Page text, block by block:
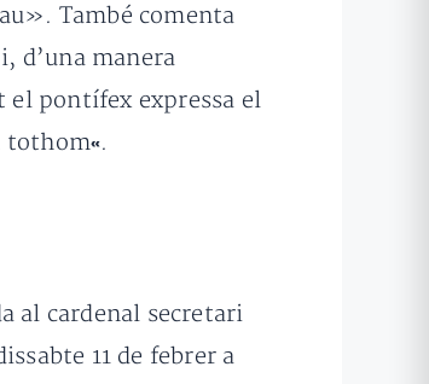
També comenta
i, d’una manera
el pontífex expressa el
tothom«.
al cardenal secretari
11 de febrer a